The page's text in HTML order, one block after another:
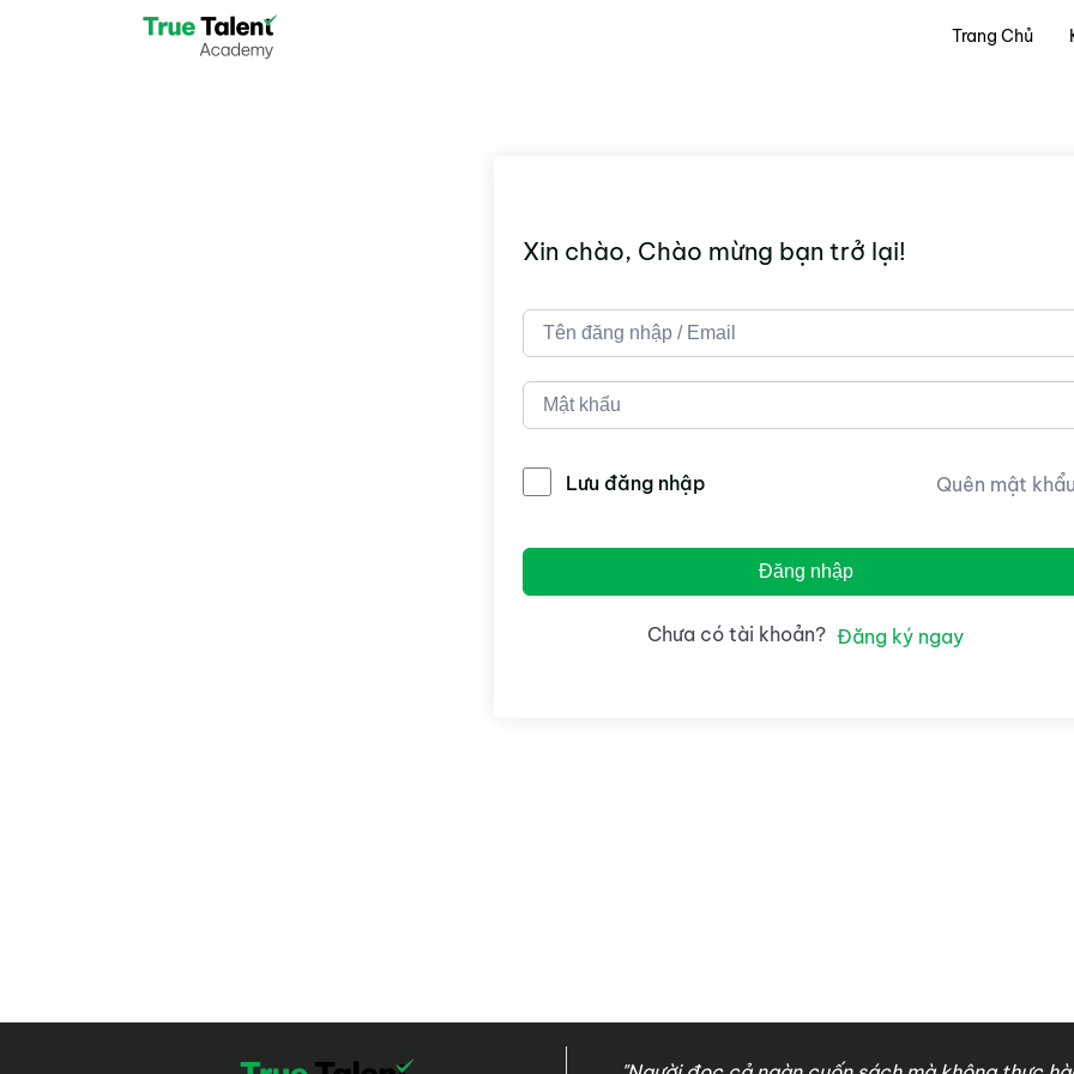
Trang Chủ
Xin chào, Chào mừng bạn trở lại!
Lưu đăng nhập Quên mật
Đăng nhập
Chưa có tài khoản? Đăng ký ngay